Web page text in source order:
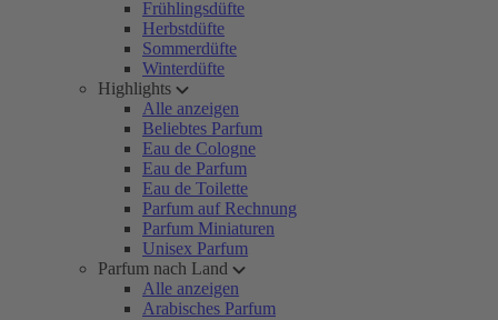
Frühlingsdüfte
Herbstdüfte
Sommerdüfte
Winterdüfte
Highlights
Alle anzeigen
Beliebtes Parfum
Eau de Cologne
Eau de Parfum
Eau de Toilette
Parfum auf Rechnung
Parfum Miniaturen
Unisex Parfum
Parfum nach Land
Alle anzeigen
Arabisches Parfum